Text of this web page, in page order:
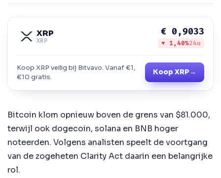
XRP
XRP
€ 0,9033
▼ 1,40%24u
Koop XRP veilig bij Bitvavo. Vanaf €1,
€10 gratis.
Koop XRP→
Bitcoin klom opnieuw boven de grens van $81.000,
terwijl ook dogecoin, solana en BNB hoger
noteerden. Volgens analisten speelt de voortgang
van de zogeheten Clarity Act daarin een belangrijke
rol.